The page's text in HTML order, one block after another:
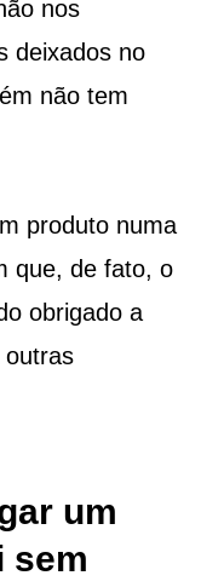
nos
deixados no
não tem
produto numa
que, de fato, o
obrigado a
outras
um
sem